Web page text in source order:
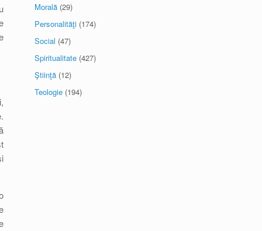
Morală (29)
Personalităţi (174)
Social (47)
Spiritualitate (427)
Ştiinţă (12)
Teologie (194)